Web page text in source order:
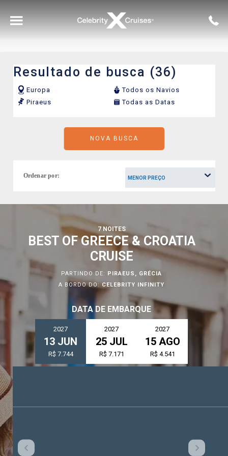
Todos
Beyond℠
Boundless℠
Compass℠
Constellation®
Eclipse®
Edge®
e Fitness
Retreat
Day at CocoCay
os Destinos
Resultado de busca (36)
Europa
Todos os Navios
Piraeus
Todas as Datas
Ordenar por:
NOVA BUSCA
7 NOITES
BEST OF GREECE & CROATIA
CRUISE
PARTINDO DE:
PIRAEUS, GRÉCIA
A BORDO DO:CELEBRITY INFINITY
DATA DE EMBARQUE
2027
13 JUN
R$ 7.744
2027
25 JUL
R$ 7.171
2027
15 AGO
R$ 4.541